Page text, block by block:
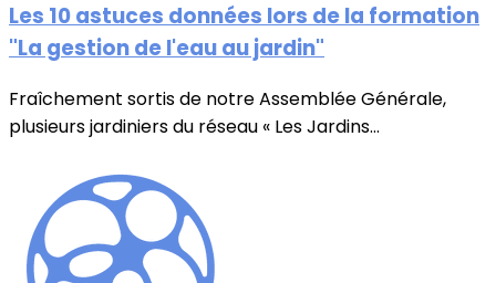
Les 10 astuces données lors de la formation
"La gestion de l'eau au jardin"
Fraîchement sortis de notre Assemblée Générale,
plusieurs jardiniers du réseau « Les Jardins...